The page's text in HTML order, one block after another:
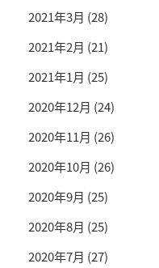
2021年3月 (28)
2021年2月 (21)
2021年1月 (25)
2020年12月 (24)
2020年11月 (26)
2020年10月 (26)
2020年9月 (25)
2020年8月 (25)
2020年7月 (27)